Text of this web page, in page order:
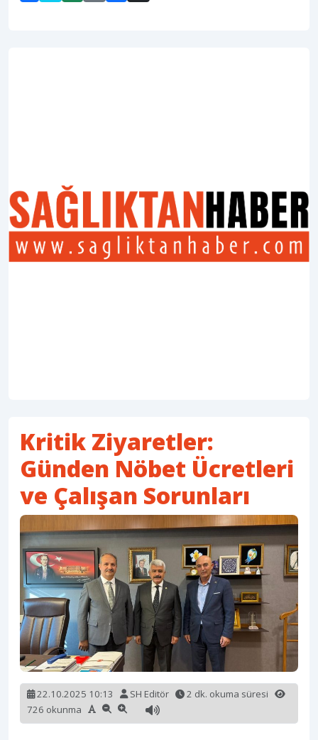
Kritik Ziyaretler:
Günden Nöbet Ücretleri
ve Çalışan Sorunları
22.10.2025 10:13 SH Editör
2 dk. okuma süresi
726 okunma